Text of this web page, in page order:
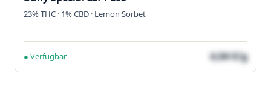
23% THC · 1% CBD · Lemon Sorbet
● Verfügbar 4,04 €/g